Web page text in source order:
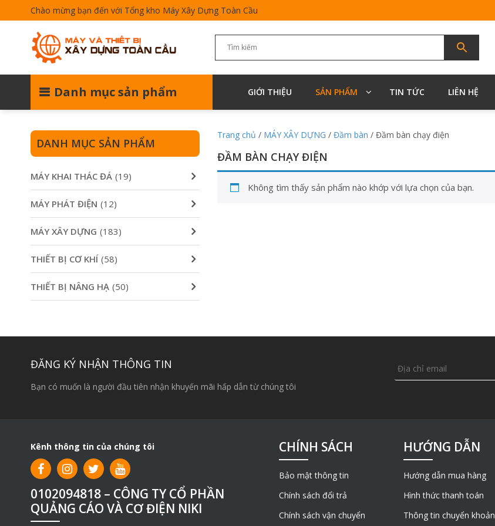
Chào mừng bạn đến với Tổng kho Máy Xây Dựng Toàn Cầu
Danh mục sản phẩm GIỚI THIỆU SẢN PHẨM TIN TỨC LIÊN HỆ
Trang chủ / MÁY XÂY DỰNG / Đầm bàn / Đầm bàn chạy điện
ĐẦM BÀN CHẠY ĐIỆN
Không tìm thấy sản phẩm nào khớp với lựa chọn của bạn.
DANH MỤC SẢN PHẨM
MÁY KHAI THÁC ĐÁ (19)
MÁY PHÁT ĐIỆN (12)
MÁY XÂY DỰNG (183)
THIẾT BỊ CƠ KHÍ (58)
THIẾT BỊ NÂNG HẠ (50)
ĐĂNG KÝ NHẬN THÔNG TIN
Bạn có muốn là người đầu tiên nhận khuyến mãi hấp dẫn từ chúng tôi
Kênh thông tin của chúng tôi
0102094818 – CÔNG TY CỔ PHẦN
QUẢNG CÁO VÀ CƠ ĐIỆN NIKI
CHÍNH SÁCH
Bảo mật thông tin
Chính sách đổi trả
Chính sách vận chuyển
HƯỚNG DẪN
Hướng dẫn mua hàng
Hình thức thanh toán
Thông tin chuyển khoản